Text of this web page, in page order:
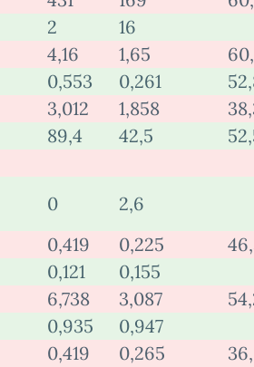
2
16
4,16 1,65
0,553 0,261
3,012 1,858
89,4 42,5
0
2,6
0,419 0,225
0,121
0,155
6,738 3,087
0,935
0,947
0,419 0,265